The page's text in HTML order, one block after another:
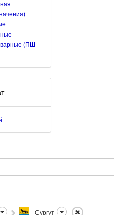
(ПШ
Сургут